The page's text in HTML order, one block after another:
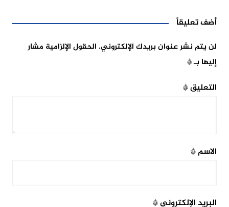
أضف تعليقاً
لن يتم نشر عنوان بريدك الإلكتروني. الحقول الإلزامية مشار
إليها بـ*
التعليق*
الاسم*
البريد الإلكتروني*